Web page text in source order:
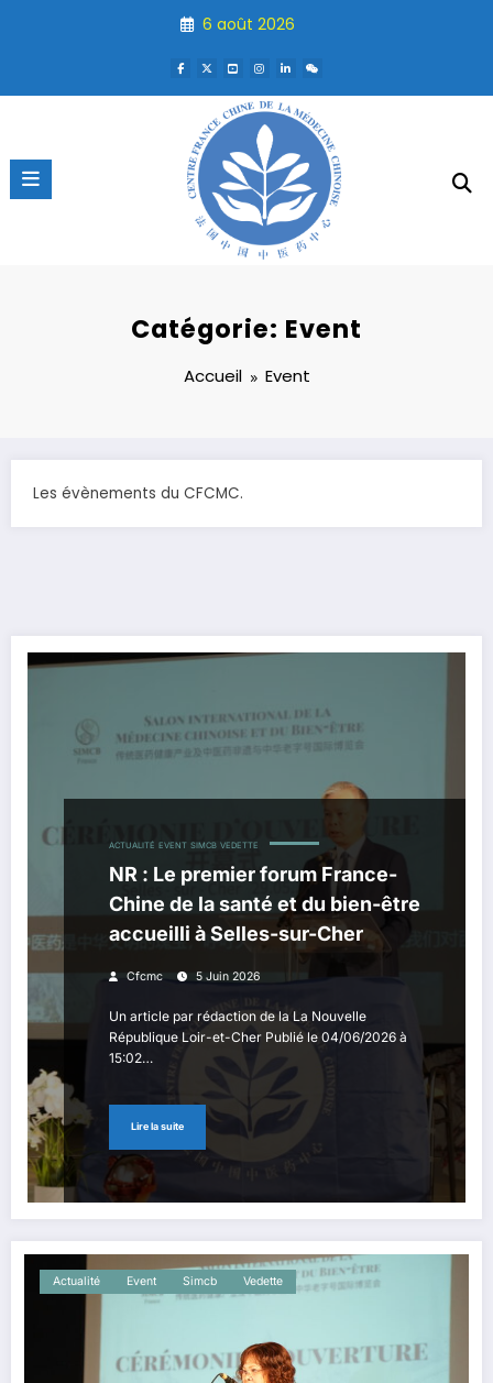
6 août 2026
Catégorie: Event
Accueil Event
Les évènements du CFCMC.
ACTUALITÉ EVENT SIMCB VEDETTE
NR : Le premier forum France-
Chine de la santé et du bien-être
accueilli à Selles-sur-Cher
Cfcmc 5 Juin 2026
Un article par rédaction de la La Nouvelle
République Loir-et-Cher Publié le 04/06/2026 à
15:02…
Lire la suite
Actualité Event Simcb Vedette